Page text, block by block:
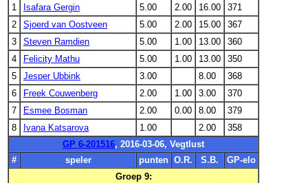
1
Isafara Gergin 5.00 2.00 16.00
371
2
Sjoerd van Oostveen 5.00 2.00 15.00
367
3
Steven Ramdien 5.00 1.00 13.00
360
4
Felicity Mathu 5.00 1.00 13.00
350
5
Jesper Ubbink 3.00 8.00
368
6
Freek Couwenberg 2.00 1.00 3.00
370
7
Esmee Bosman 2.00 0.00 8.00
379
8
Ivana Katsarova 1.00 2.00
358
GP 6-201516, 2016-03-06, Vegtlust
#
speler punten O.R. S.B.
GP-elo
Groep 9: